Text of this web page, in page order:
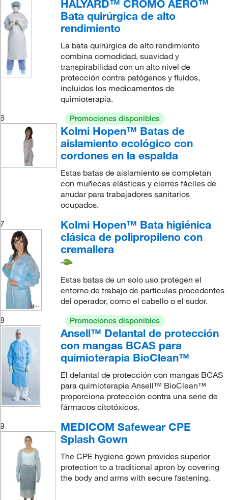
HALYARD™ CROMO AERO™
Bata quirúrgica de alto
rendimiento
La bata quirúrgica de alto rendimiento
combina comodidad, suavidad y
transpirabilidad con un alto nivel de
protección contra patógenos y fluidos,
incluidos los medicamentos de
quimioterapia.
6
Promociones disponibles
Kolmi Hopen™ Batas de
aislamiento ecológico con
cordones en la espalda
Estas batas de aislamiento se completan
con muñecas elásticas y cierres fáciles de
anudar para trabajadores sanitarios
ocupados.
7
Kolmi Hopen™ Bata higiénica
clásica de polipropileno con
cremallera
Estas batas de un solo uso protegen el
entorno de trabajo de partículas procedentes
del operador, como el cabello o el sudor.
8
Promociones disponibles
Ansell™ Delantal de protección
con mangas BCAS para
quimioterapia BioClean™
El delantal de protección con mangas BCAS
para quimioterapia Ansell™ BioClean™
proporciona protección contra una serie de
fármacos citotóxicos.
9
MEDICOM Safewear CPE
Splash Gown
The CPE hygiene gown provides superior
protection to a traditional apron by covering
the body and arms with secure fastening.